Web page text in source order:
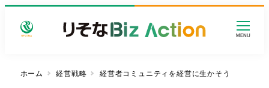
MENU
ホーム 経営戦略 経営者コミュニティを経営に生かそう